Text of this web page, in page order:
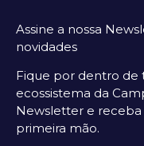
Assine a nossa
novidades
Fique por dentro de
ecossistema da
Newsletter e receba
primeira mão.